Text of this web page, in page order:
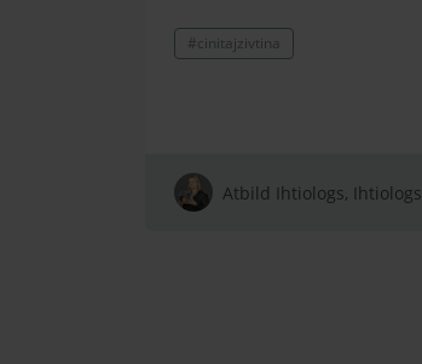
#cinitajzivtina
Atbild Ihtiologs, Ihtiologs